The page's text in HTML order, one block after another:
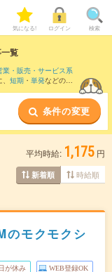
気になる! ログイン 検索
覧
業・販売・サービス系
短期 ・ 単発などの期
条件の変更
平均時給: 1,175 円
新着順 時給順
のモクモクシ
が休み WEB登録OK